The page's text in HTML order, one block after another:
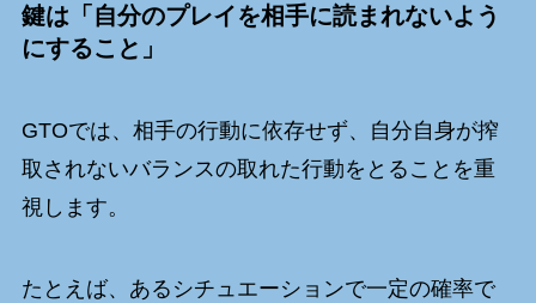
鍵は「自分のプレイを相手に読まれないよう
にすること」
GTOでは、相手の行動に依存せず、自分自身が搾
取されないバランスの取れた行動をとることを重
視します。
たとえば、あるシチュエーションで一定の確率で